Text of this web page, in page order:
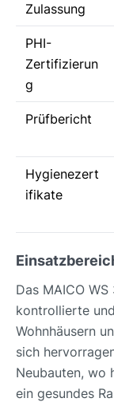
Zulassung
PHI-
Zertifizierun
g
Prüfbericht
Hygienezert
ifikate
Das MAICO
kontrollierte
Wohnhäusern
sich
Neubauten, wo
ein gesundes